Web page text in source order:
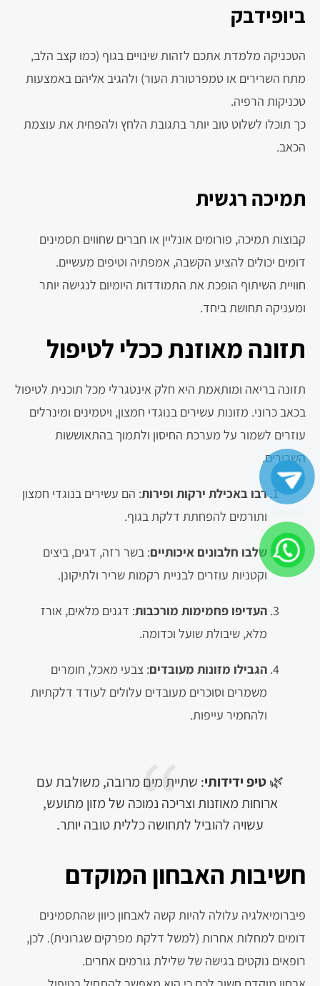
ביופידבק
הטכניקה מלמדת אתכם לזהות שינויים בגוף (כמו קצב הלב,
מתח השרירים או טמפרטורת העור) ולהגיב אליהם באמצעות
טכניקות הרפיה.
כך תוכלו לשלוט טוב יותר בתגובת הלחץ ולהפחית את עוצמת
הכאב.
תמיכה רגשית
קבוצות תמיכה, פורומים אונליין או חברים שחווים תסמינים
דומים יכולים להציע הקשבה, אמפתיה וטיפים מעשיים.
חוויית השיתוף הופכת את התמודדות היומיום לנגישה יותר
ומעניקה תחושת ביחד.
תזונה מאוזנת ככלי לטיפול
תזונה בריאה ומותאמת היא חלק אינטגרלי מכל תוכנית לטיפול
בכאב כרוני. מזונות עשירים בנוגדי חמצון, ויטמינים ומינרלים
עוזרים לשמור על מערכת החיסון ולתמוך בהתאוששות
השרירים.
רבו באכילת ירקות ופירות: הם עשירים בנוגדי חמצון
ותורמים להפחתת דלקת בגוף.
שלבו חלבונים איכותיים: בשר רזה, דגים, ביצים
וקטניות עוזרים לבניית רקמות שריר ולתיקונן.
העדיפו פחמימות מורכבות: דגנים מלאים, אורז
מלא, שיבולת שועל וכדומה.
הגבילו מזונות מעובדים: צבעי מאכל, חומרים
משמרים וסוכרים מעובדים עלולים לעודד דלקתיות
ולהחמיר עייפות.
🌿טיפ ידידותי: שתיית מים מרובה, משולבת עם
ארוחות מאוזנות וצריכה נמוכה של מזון מתועש,
עשויה להוביל לתחושה כללית טובה יותר.
חשיבות האבחון המוקדם
פיברומיאלגיה עלולה להיות קשה לאבחון כיוון שהתסמינים
דומים למחלות אחרות (למשל דלקת מפרקים שגרונית). לכן,
רופאים נוקטים בגישה של שלילת גורמים אחרים.